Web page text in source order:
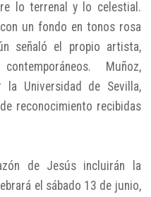
lo terrenal y lo celestial.
un fondo en tonos rosa
señaló el propio artista,
Muñoz,
la Universidad de Sevilla,
reconocimiento recibidas
de Jesús incluirán la
el sábado 13 de junio,